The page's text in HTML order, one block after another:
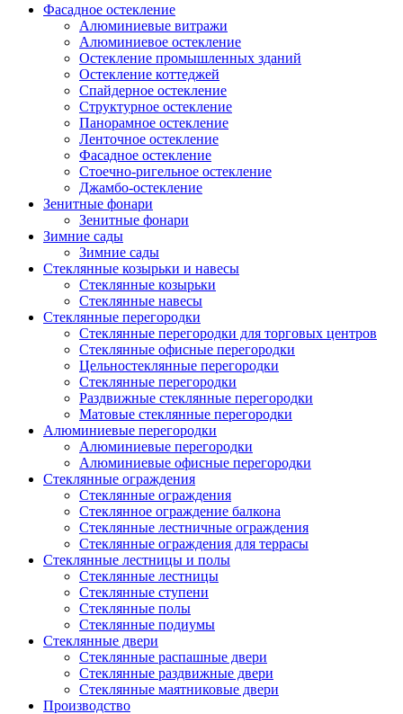
Фасадное остекление
Алюминиевые витражи
Алюминиевое остекление
Остекление промышленных зданий
Остекление коттеджей
Спайдерное остекление
Структурное остекление
Панорамное остекление
Ленточное остекление
Фасадное остекление
Стоечно-ригельное остекление
Джамбо-остекление
Зенитные фонари
Зенитные фонари
Зимние сады
Зимние сады
Стеклянные козырьки и навесы
Стеклянные козырьки
Стеклянные навесы
Стеклянные перегородки
Стеклянные перегородки для торговых центров
Стеклянные офисные перегородки
Цельностеклянные перегородки
Cтеклянные перегородки
Раздвижные стеклянные перегородки
Матовые стеклянные перегородки
Алюминиевые перегородки
Алюминиевые перегородки
Алюминиевые офисные перегородки
Стеклянные ограждения
Стеклянные ограждения
Стеклянное ограждение балкона
Стеклянные лестничные ограждения
Стеклянные ограждения для террасы
Стеклянные лестницы и полы
Стеклянные лестницы
Стеклянные ступени
Стеклянные полы
Стеклянные подиумы
Стеклянные двери
Стеклянные распашные двери
Стеклянные раздвижные двери
Стеклянные маятниковые двери
Производство